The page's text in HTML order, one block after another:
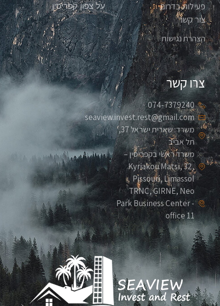
פעילות בדרום
צור קשר
הצהרת נגישות
על צפון קפריסין
צרו קשר
074-7379240
seaview.invest.rest@gmail.com
משרד: שארית ישראל 37,
תל אביב
משרד ראשי בקפריסין –
Kyriakou Matsi, 32,
Pissouri, Limassol
TRNC, GIRNE, Neo
Park Business Center -
office 11